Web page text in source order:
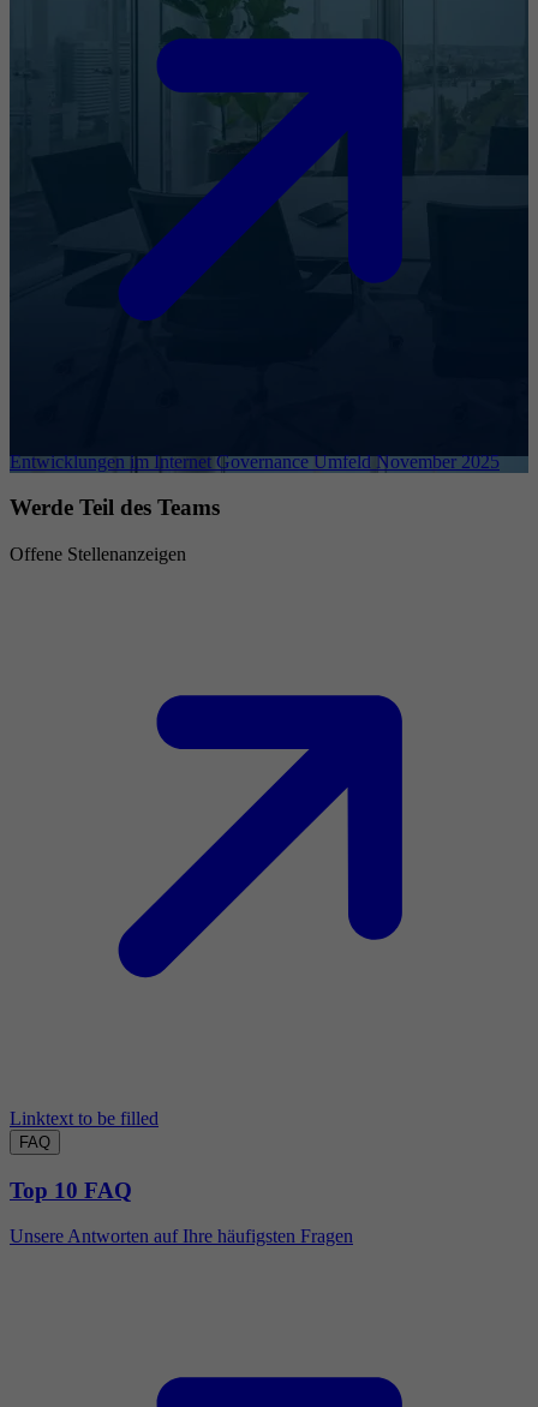
Entwicklungen im Internet Governance Umfeld November 2025
Werde Teil des Teams
Offene Stellenanzeigen
Linktext to be filled
FAQ
Top 10 FAQ
Unsere Antworten auf Ihre häufigsten Fragen